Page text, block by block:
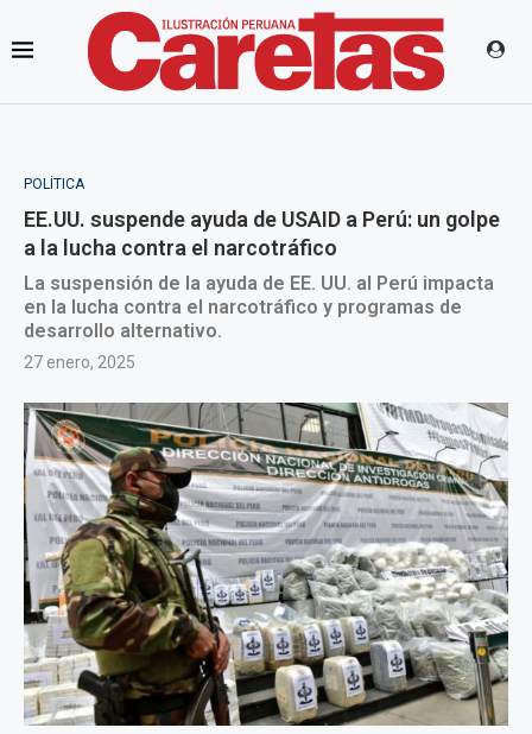
POLÍTICA
EE.UU. suspende ayuda de USAID a Perú: un golpe
a la lucha contra el narcotráfico
La suspensión de la ayuda de EE. UU. al Perú impacta
en la lucha contra el narcotráfico y programas de
desarrollo alternativo.
27 enero, 2025